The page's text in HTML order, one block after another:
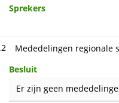
Sprekers
Mededelingen regionale
Besluit
Er zijn geen